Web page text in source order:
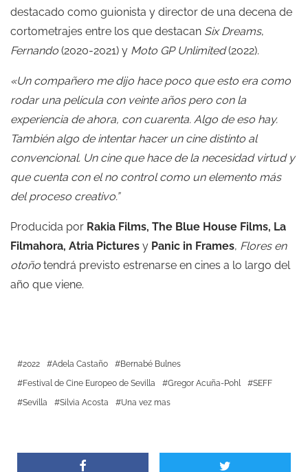
destacado como guionista y director de una decena de
cortometrajes entre los que destacan Six Dreams,
Fernando (2020-2021) y Moto GP Unlimited(2022).
«Un compañero me dijo hace poco que esto era como
rodar una película con veinte años pero con la
experiencia de ahora, con cuarenta. Algo de eso hay.
También algo de intentar hacer un cine distinto al
convencional. Un cine que hace de la necesidad virtud y
que cuenta con el no control como un elemento más
del proceso creativo.”
Producida por Rakia Films, The Blue House Films, La
Filmahora, Atria Pictures y Panic in Frames, Flores en
otoño tendrá previsto estrenarse en cines a lo largo del
año que viene.
2022 Adela Castaño
Bernabé Bulnes
Festival de Cine Europeo de Sevilla
Gregor Acuña-Pohl
SEFF
Sevilla
Silvia Acosta Una vez mas